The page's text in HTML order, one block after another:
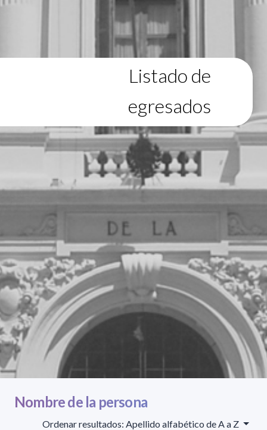
Listado de
egresados
Nombre de la persona
Ordenar resultados: Apellido alfabético de A a Z